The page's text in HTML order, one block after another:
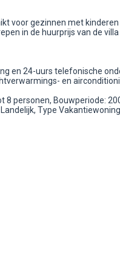
voor gezinnen met kinderen
in de huurprijs van de villa
en 24-uurs telefonische
en
8 personen, Bouwperiode:
Type